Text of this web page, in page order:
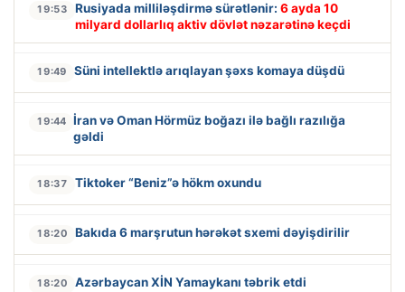
19:53 Rusiyada milliləşdirmə sürətlənir: 6 ayda 10
milyard dollarlıq aktiv dövlət nəzarətinə keçdi
19:49 Süni intellektlə arıqlayan şəxs komaya düşdü
19:44 İran və Oman Hörmüz boğazı ilə bağlı razılığa
gəldi
18:37 Tiktoker “Beniz”ə hökm oxundu
18:20 Bakıda 6 marşrutun hərəkət sxemi dəyişdirilir
18:20 Azərbaycan XİN Yamaykanı təbrik etdi